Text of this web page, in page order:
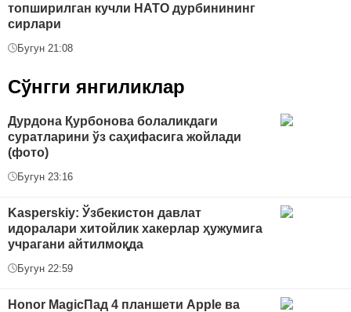
топширилган кучли НАТО дурбинининг
сирлари
Бугун 21:08
Сўнгги янгиликлар
Дурдона Қурбонова болаликдаги
суратларини ўз саҳифасига жойлади
(фото)
Бугун 23:16
Kasperskiy: Ўзбекистон давлат
идоралари хитойлик хакерлар ҳужумига
учрагани айтилмоқда
Бугун 22:59
Honor MagicПад 4 планшети Apple ва